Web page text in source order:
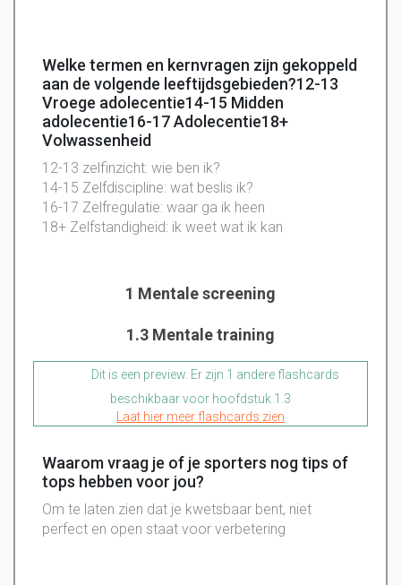
Welke termen en kernvragen zijn gekoppeld
aan de volgende leeftijdsgebieden?12-13
Vroege adolecentie14-15 Midden
adolecentie16-17 Adolecentie18+
Volwassenheid
12-13 zelfinzicht: wie ben ik?
14-15 Zelfdiscipline: wat beslis ik?
16-17 Zelfregulatie: waar ga ik heen
18+ Zelfstandigheid: ik weet wat ik kan
1 Mentale screening
1.3 Mentale training
Dit is een preview. Er zijn 1 andere flashcards
beschikbaar voor hoofdstuk 1.3
Laat hier meer flashcards zien
Waarom vraag je of je sporters nog tips of
tops hebben voor jou?
Om te laten zien dat je kwetsbaar bent, niet
perfect en open staat voor verbetering